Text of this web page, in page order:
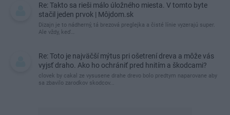
Re: Takto sa rieši málo úložného miesta. V tomto byte
stačil jeden prvok | Môjdom.sk
Dizajn je to nádherný, tá brezová preglejka a čisté línie vyzerajú super.
Ale vždy, keď…
Re: Toto je najväčší mýtus pri ošetrení dreva a môže vás
vyjsť draho. Ako ho ochrániť pred hnitím a škodcami?
clovek by cakal ze vysusene drahe drevo bolo predtym naparovane aby
sa zbavilo zarodkov skodcov...